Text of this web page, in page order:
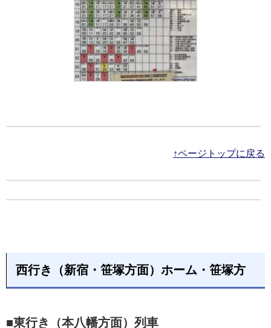
↑ページトップに戻る
西行き（新宿・笹塚方面）ホーム・笹塚方
■東行き（本八幡方面）列車